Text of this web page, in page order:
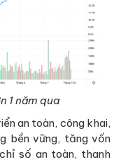
1 năm qua
an toàn, công khai,
bền vững, tăng vốn
số an toàn, thanh